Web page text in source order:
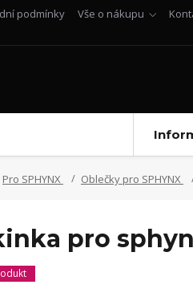
podmínky Vše o nákupu
Pro SPHYNX Oblečky pro SPHYNX
pro